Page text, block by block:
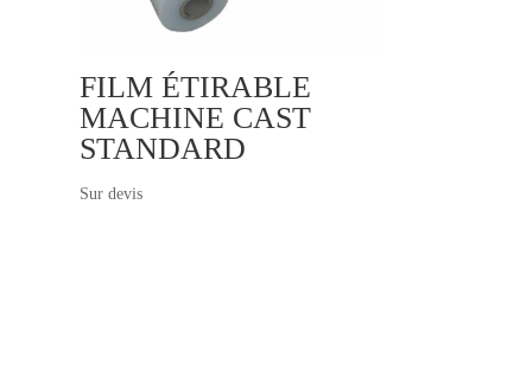
FILM ÉTIRABLE
MACHINE CAST
STANDARD
Sur devis